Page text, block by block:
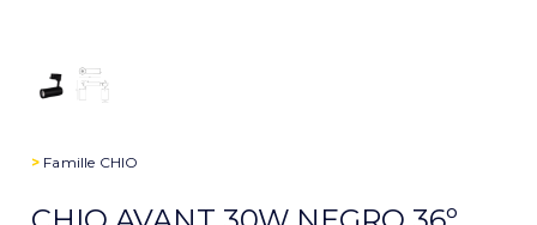
> Famille CHIO